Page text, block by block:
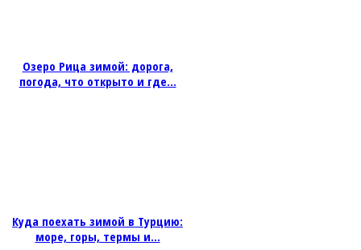
Озеро Рица зимой: дорога,
погода, что открыто и где...
Куда поехать зимой в Турцию:
море, горы, термы и...